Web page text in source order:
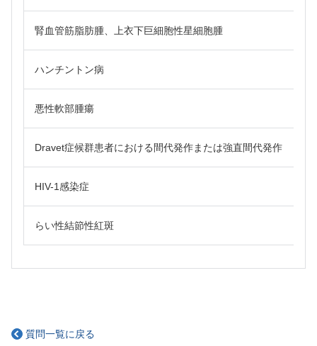
腎血管筋脂肪腫、上衣下巨細胞性星細胞腫
ハンチントン病
悪性軟部腫瘍
Dravet症候群患者における間代発作または強直間代発作
HIV-1感染症
らい性結節性紅斑
質問一覧に戻る